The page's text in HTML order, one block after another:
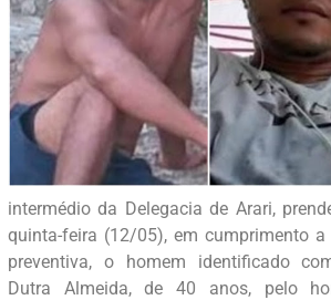
intermédio da Delegacia de Arari,
quinta-feira (12/05), em cumprimento
preventiva, o homem identificado
Dutra Almeida, de 40 anos, pelo